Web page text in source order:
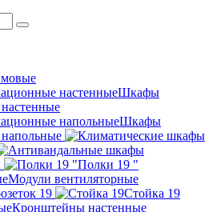
Шкафы
Шкафы
Полки 19 "
Модули вентиляторные
19
Стойка 19
Кронштейны настенные